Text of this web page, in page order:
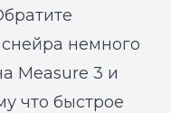
немного
Measure 3 и
что быстрое